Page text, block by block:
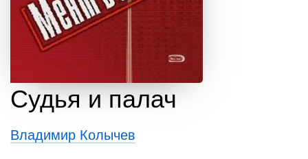
Судья и палач
Владимир Колычев